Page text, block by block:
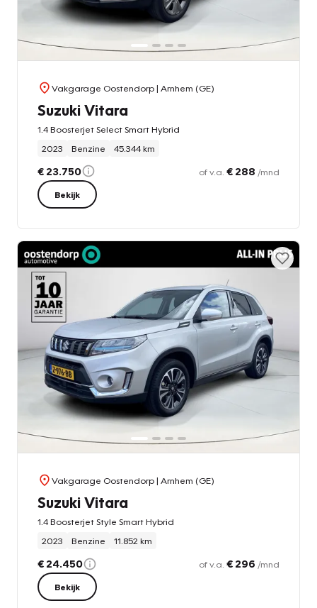
Vakgarage Oostendorp| Arnhem (GE)
Suzuki Vitara
1.4 Boosterjet Select Smart Hybrid
2023
Benzine 45.344 km
€ 23.750 of v.a. € 288 /mnd
Bekijk
Vakgarage Oostendorp| Arnhem (GE)
Suzuki Vitara
1.4 Boosterjet Style Smart Hybrid
2023
Benzine 11.852 km
€ 24.450 of v.a. € 296 /mnd
Bekijk